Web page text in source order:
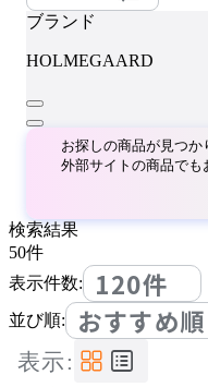
ブランド
HOLMEGAARD
お探しの商品が見つか
外部サイトの商品でも
検索結果
50件
表示件数:
120件
並び順: おすすめ順
表示: